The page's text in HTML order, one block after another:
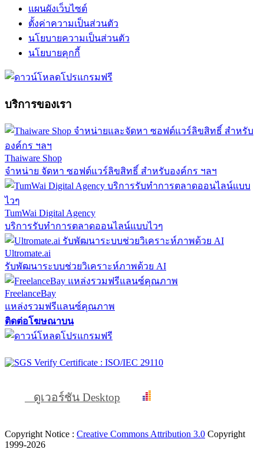
แผนผังเว็บไซต์
ตั้งค่าความเป็นส่วนตัว
นโยบายความเป็นส่วนตัว
นโยบายคุกกี้
บริการของเรา
Thaiware Shop
จำหน่าย จัดหา ซอฟต์แวร์ลิขสิทธิ์ สำหรับองค์กร ฯลฯ
TumWai Digital Agency
บริการรับทำการตลาดออนไลน์แบบไวๆ
Ultromate.ai
รับพัฒนาระบบช่วยวิเคราะห์ภาพด้วย AI
FreelanceBay
แหล่งรวมฟรีแลนซ์คุณภาพ
ติดต่อโฆษณาบน
ดูเวอร์ชัน Desktop
Copyright Notice : Creative Commons Attribution 3.0 Copyright
1999-2026